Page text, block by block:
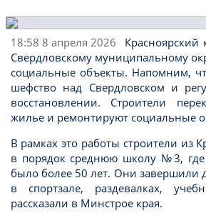
18:58 8 апреля 2026
Красноярский
Свердловскому муниципальному
социальные объекты. Напомним,
шефство над Свердловском и
восстановлении. Строители
жилье и ремонтируют социальные
В рамках это работы строители из
в порядок среднюю школу №3, где
было более 50 лет. Они завершили
в спортзале, раздевалках,
рассказали в Минстрое края.